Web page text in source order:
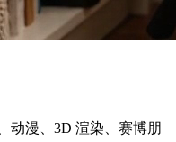
动漫、3D 渲染、赛博朋